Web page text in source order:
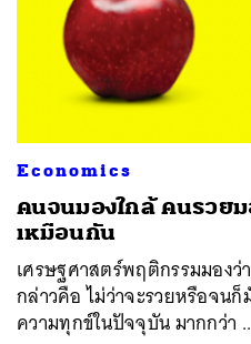
Economics
คนจนมองใกล้ คนรวย
เหมือนกัน
เศรษฐศาสตร์พฤติกรรมมอง
กล่าวคือ ไม่ว่าจะรวยหรือจน
ความทุกข์ในปัจจุบัน มากกว่า